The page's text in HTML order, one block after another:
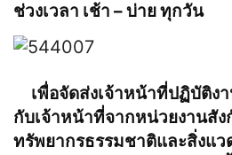
ช่วงเวลา เช้า – บ่าย ทุกวัน
เพื่อจัดส่งเจ้าหน้าที่ปฏิบัติง
กับเจ้าหน้าที่จากหน่วยงานสัง
ทรัพยากรธรรมชาติและสิ่งแว